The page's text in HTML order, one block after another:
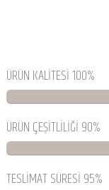
ÜRÜN KALİTESİ 100%
ÜRÜN ÇEŞİTLİLİĞİ 90%
TESLİMAT SÜRESİ 95%